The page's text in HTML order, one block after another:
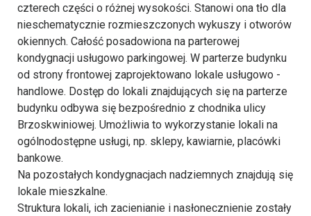
czterech części o różnej wysokości. Stanowi ona tło dla
nieschematycznie rozmieszczonych wykuszy i otworów
okiennych. Całość posadowiona na parterowej
kondygnacji usługowo parkingowej. W parterze budynku
od strony frontowej zaprojektowano lokale usługowo -
handlowe. Dostęp do lokali znajdujących się na parterze
budynku odbywa się bezpośrednio z chodnika ulicy
Brzoskwiniowej. Umożliwia to wykorzystanie lokali na
ogólnodostępne usługi, np. sklepy, kawiarnie, placówki
bankowe.
Na pozostałych kondygnacjach nadziemnych znajdują się
lokale mieszkalne.
Struktura lokali, ich zacienianie i nasłonecznienie zostały